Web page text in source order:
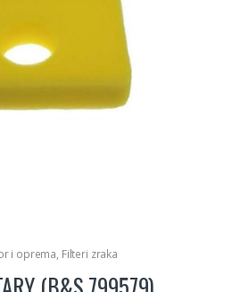
i oprema, Filteri zraka